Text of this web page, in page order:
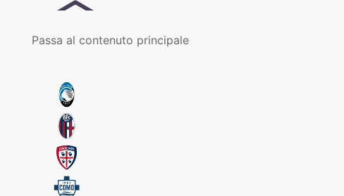
Passa al contenuto principale